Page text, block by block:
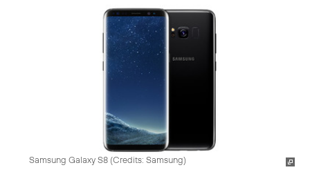
Samsung Galaxy S8 (Credits: Samsung)